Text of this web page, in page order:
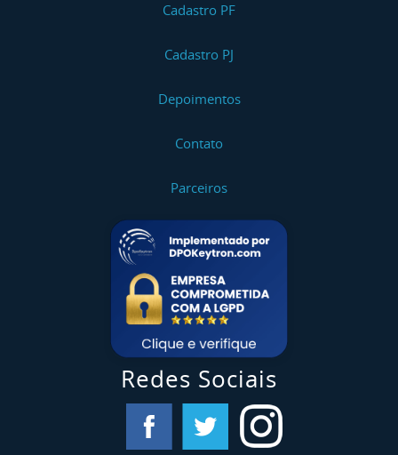
Cadastro PF
Cadastro PJ
Depoimentos
Contato
Parceiros
Redes Sociais